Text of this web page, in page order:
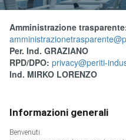
Amministrazione
Per. Ind. GRAZIANO
RPD/DPO: privacy@periti-
Ind. MIRKO LORENZO
Informazioni generali
Benvenuti.